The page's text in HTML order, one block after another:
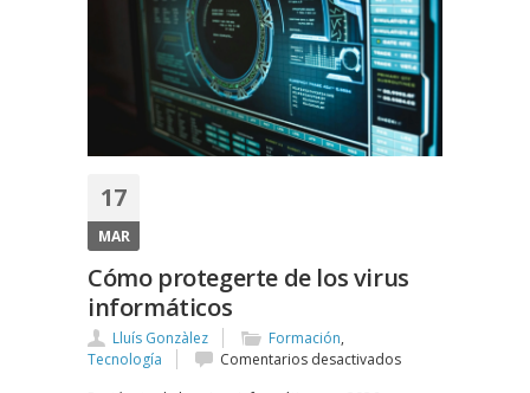
17
MAR
Cómo protegerte de los virus
informáticos
Lluís Gonzàlez Formación,
Tecnología
Comentarios desactivadosen